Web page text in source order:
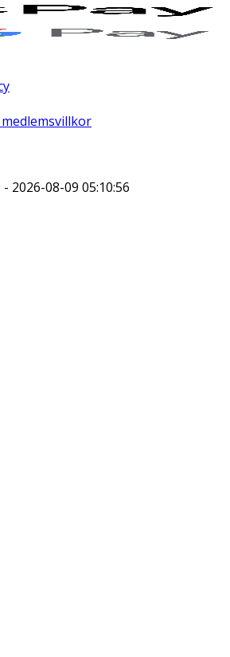
- 2026-08-09 05:10:56